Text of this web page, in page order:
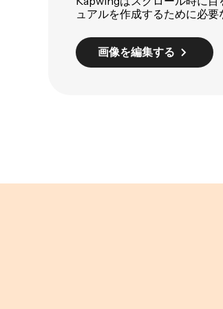
ュアルを作成するために必要
画像を編集する